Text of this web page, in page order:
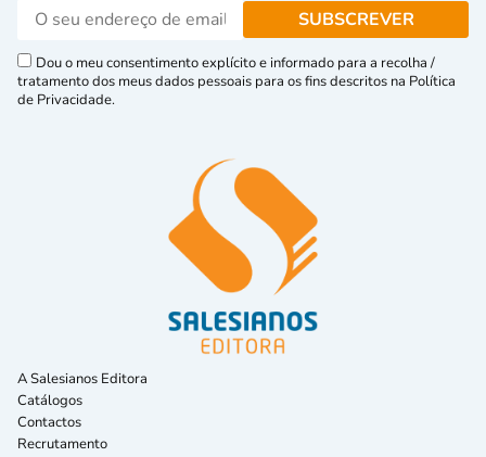
Dou o meu consentimento explícito e informado para a recolha /
tratamento dos meus dados pessoais para os fins descritos na Política
de Privacidade.
A Salesianos Editora
Catálogos
Contactos
Recrutamento